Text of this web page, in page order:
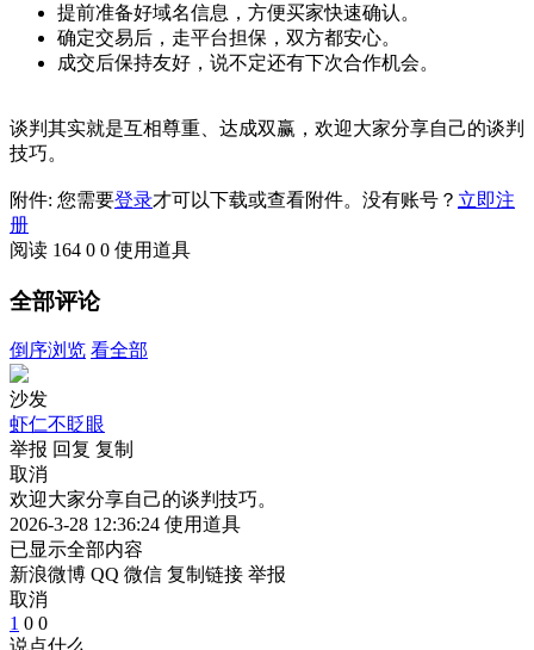
提前准备好域名信息，方便买家快速确认。
确定交易后，走平台担保，双方都安心。
成交后保持友好，说不定还有下次合作机会。
谈判其实就是互相尊重、达成双赢，欢迎大家分享自己的谈判
技巧。
附件: 您需要登录才可以下载或查看附件。没有账号？ 立即注
册
阅读 164 0 0 使用道具
全部评论
倒序浏览 看全部
沙发
虾仁不眨眼
举报 回复 复制
取消
欢迎大家分享自己的谈判技巧。
2026-3-28 12:36:24 使用道具
已显示全部内容
新浪微博 QQ 微信 复制链接 举报
取消
1 0 0